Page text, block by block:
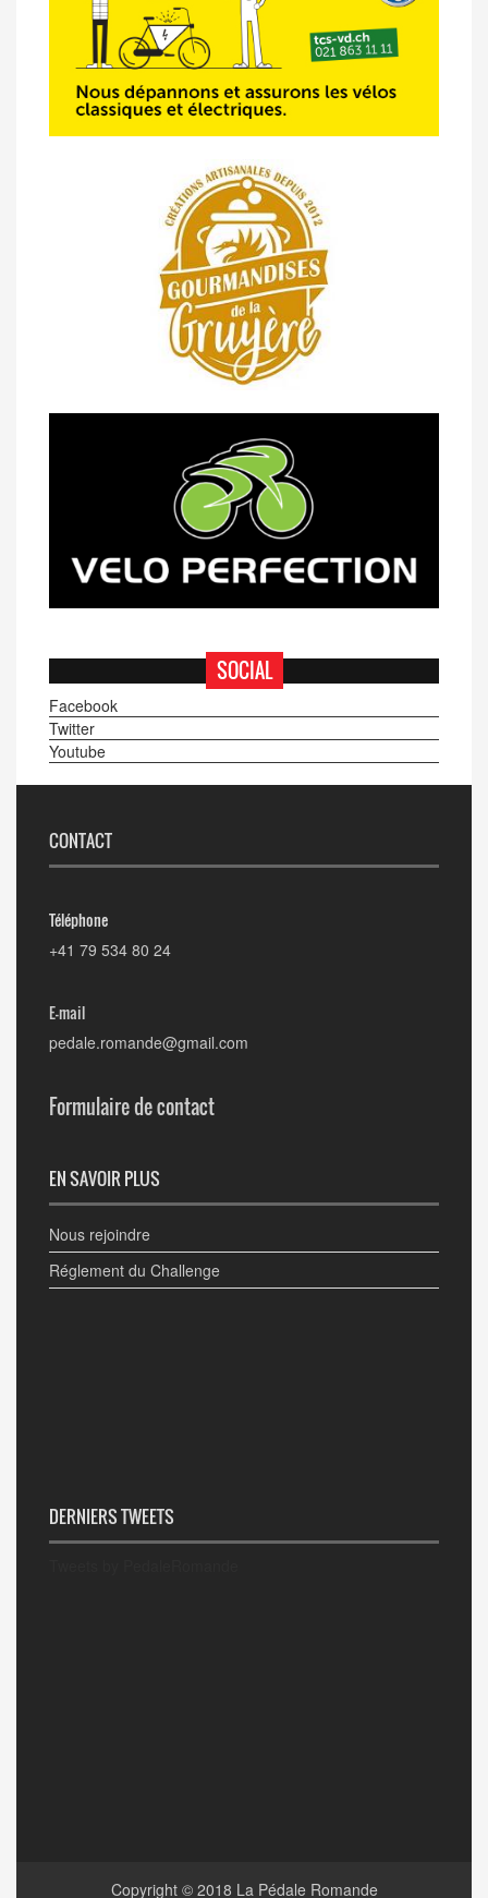
23/04 - Classement Route -4e Pringy -
Moléson (TdC #3)
14/04 -Photos -Les photos du 5e GP
de Semsales
14/04 -Classement Route -
Semsales (TdC #2)
SOCIAL
Facebook
Twitter
Youtube
CONTACT
Téléphone
+41 79 534 80 24
E-mail
pedale.romande@gmail.com
Formulaire de contact
EN SAVOIR PLUS
Nous rejoindre
Réglement du Challenge
DERNIERS TWEETS
Copyright © 2018 La Pédale Romande